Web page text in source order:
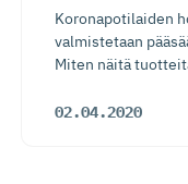
Koronapotilaiden
valmistetaan
Miten näitä
02.04.2020